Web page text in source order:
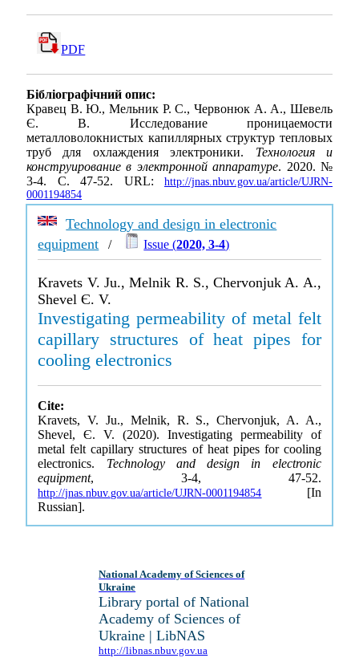
PDF
Бібліографічний опис:
Кравец В. Ю., Мельник Р. С., Червонюк А. А., Шевель
Є. В. Исследование проницаемости
металловолокнистых капиллярных структур тепловых
труб для охлаждения электроники. Технология и
конструирование в электронной аппаратуре. 2020. №
3-4. С. 47-52. URL: http://jnas.nbuv.gov.ua/article/UJRN-
0001194854
Technology and design in electronic
equipment / Issue (2020, 3-4)
Kravets V. Ju., Melnik R. S., Chervonjuk A. A.,
Shevel Є. V.
Investigating permeability of metal felt
capillary structures of heat pipes for
cooling electronics
Cite:
Kravets, V. Ju., Melnik, R. S., Chervonjuk, A. A.,
Shevel, Є. V. (2020). Investigating permeability of
metal felt capillary structures of heat pipes for cooling
electronics. Technology and design in electronic
equipment, 3-4, 47-52.
http://jnas.nbuv.gov.ua/article/UJRN-0001194854 [In
Russian].
National Academy of Sciences of
Ukraine
Library portal of National
Academy of Sciences of
Ukraine | LibNAS
http://libnas.nbuv.gov.ua